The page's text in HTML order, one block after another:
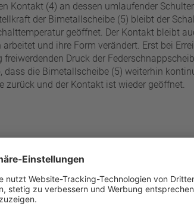
Kontakt (4) an dessen umlaufender
der Bimetallscheibe (5) bleibt der
geöffnet. Der Kontakt bleibt
und ihre Form verändert. Erst bei
Druck der
die Bimetallscheibe (5) weiterhin
und der Kontakt ist wieder geöffnet.
60 °C - 200 °C